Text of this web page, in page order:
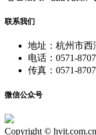
联系我们
地址：杭州市西
电话：0571-
传真：0571-
微信公众号
Copyright ©